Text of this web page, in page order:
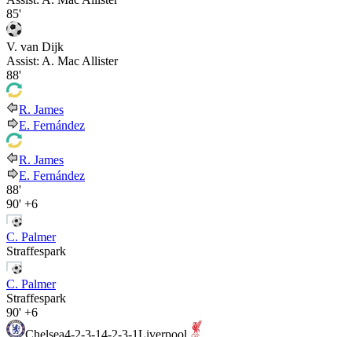
85'
V. van Dijk
Assist: A. Mac Allister
88'
R. James
E. Fernández
R. James
E. Fernández
88'
90' +6
C. Palmer
Straffespark
C. Palmer
Straffespark
90' +6
Chelsea4-2-3-14-2-3-1Liverpool